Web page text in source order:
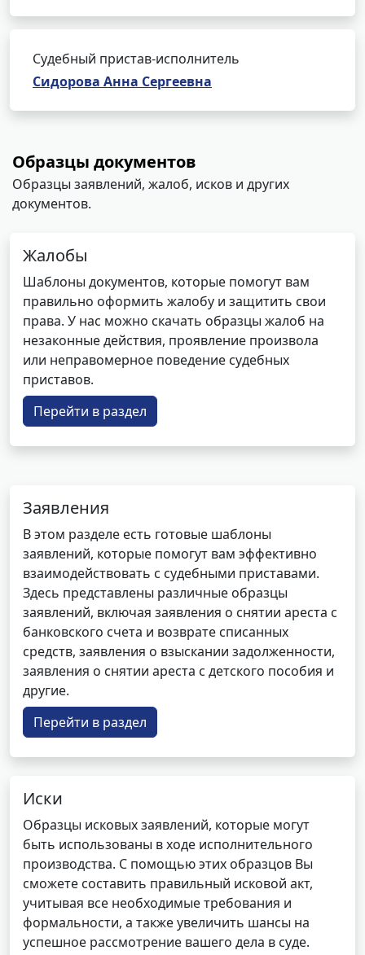
Судебный пристав-исполнитель
Сидорова Анна Сергеевна
Образцы документов
Образцы заявлений, жалоб, исков и других
документов.
Жалобы
Шаблоны документов, которые помогут вам
правильно оформить жалобу и защитить свои
права. У нас можно скачать образцы жалоб на
незаконные действия, проявление произвола
или неправомерное поведение судебных
приставов.
Перейти в раздел
Заявления
В этом разделе есть готовые шаблоны
заявлений, которые помогут вам эффективно
взаимодействовать с судебными приставами.
Здесь представлены различные образцы
заявлений, включая заявления о снятии ареста с
банковского счета и возврате списанных
средств, заявления о взыскании задолженности,
заявления о снятии ареста с детского пособия и
другие.
Перейти в раздел
Иски
Образцы исковых заявлений, которые могут
быть использованы в ходе исполнительного
производства. С помощью этих образцов Вы
сможете составить правильный исковой акт,
учитывая все необходимые требования и
формальности, а также увеличить шансы на
успешное рассмотрение вашего дела в суде.